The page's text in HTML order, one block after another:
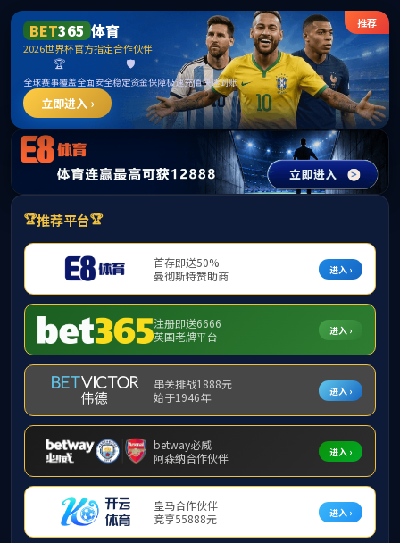
中国·yl1111永利(集团)有限公司-Official Website
提示：虚拟目录未发布在此域名下
首页 关闭此页